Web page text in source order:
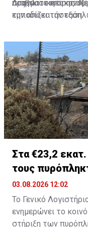
ασφαλιστικές
την αποκατάσταση.
πραγματική
Διαβάστε επίσης:
εμποδίζει την
Στα €23,2 εκατ.
τους
(ΠΙΝΑΚΑΣ)
03.08.2026 12:02
Το Γενικό
ενημερώνει το
στήριξη των